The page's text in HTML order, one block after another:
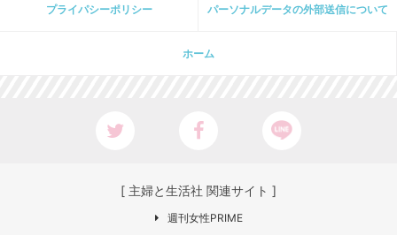
プライパシーポリシー パーソナルデータの外部送信について
ホーム
[ 主婦と生活社 関連サイト ]
週刊女性PRIME